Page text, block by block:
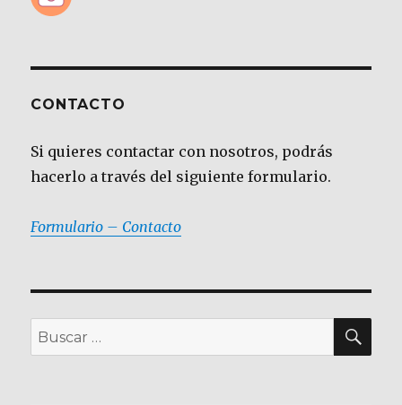
CONTACTO
Si quieres contactar con nosotros, podrás
hacerlo a través del siguiente formulario.
Formulario – Contacto
Buscar
por: